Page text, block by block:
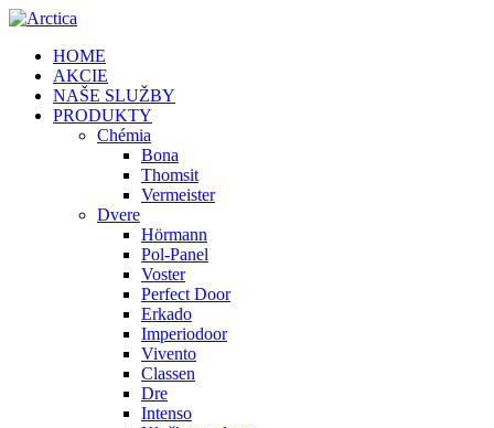
HOME
AKCIE
NAŠE SLUŽBY
PRODUKTY
Chémia
Bona
Thomsit
Vermeister
Dvere
Hörmann
Pol-Panel
Voster
Perfect Door
Erkado
Imperiodoor
Vivento
Classen
Dre
Intenso